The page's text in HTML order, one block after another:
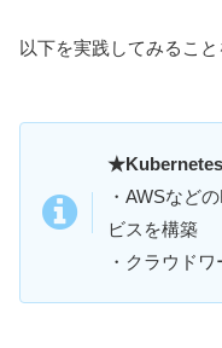
以下を実践してみること
・AWSなど
ビスを構築
・クラウド